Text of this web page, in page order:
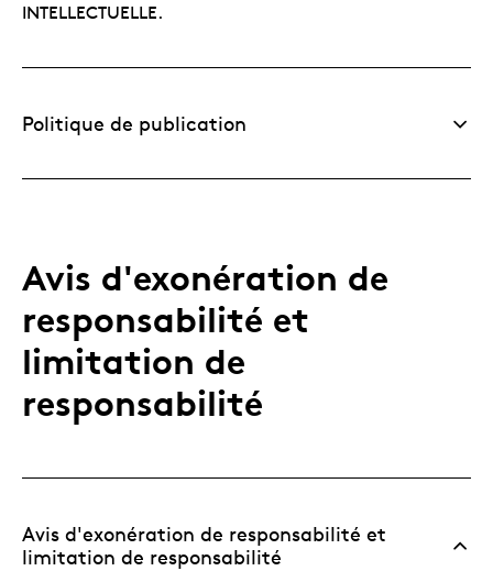
INTELLECTUELLE.
Politique de publication
Avis d'exonération de
responsabilité et
limitation de
responsabilité
Avis d'exonération de responsabilité et
limitation de responsabilité